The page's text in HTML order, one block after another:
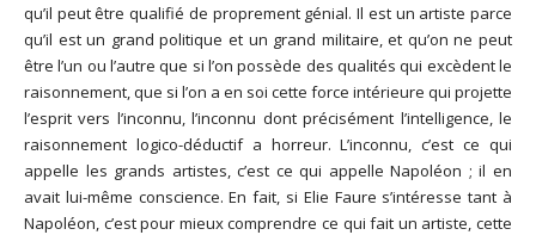
qu’il peut être qualifié de proprement génial. Il est un artiste parce
qu’il est un grand politique et un grand militaire, et qu’on ne peut
être l’un ou l’autre que si l’on possède des qualités qui excèdent le
raisonnement, que si l’on a en soi cette force intérieure qui projette
l’esprit vers l’inconnu, l’inconnu dont précisément l’intelligence, le
raisonnement logico-déductif a horreur. L’inconnu, c’est ce qui
appelle les grands artistes, c’est ce qui appelle Napoléon ; il en
avait lui-même conscience. En fait, si Elie Faure s’intéresse tant à
Napoléon, c’est pour mieux comprendre ce qui fait un artiste, cette